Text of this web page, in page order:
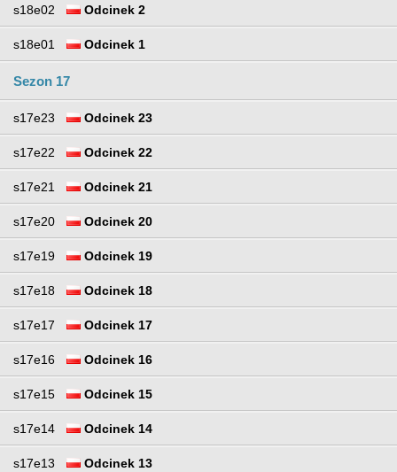
s18e02 Odcinek 2
s18e01 Odcinek 1
Sezon 17
s17e23 Odcinek 23
s17e22 Odcinek 22
s17e21 Odcinek 21
s17e20 Odcinek 20
s17e19 Odcinek 19
s17e18 Odcinek 18
s17e17 Odcinek 17
s17e16 Odcinek 16
s17e15 Odcinek 15
s17e14 Odcinek 14
s17e13 Odcinek 13